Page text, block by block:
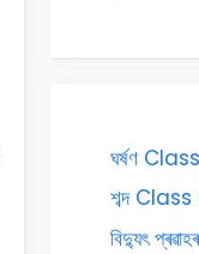
ঘৰ্ষণ
শব্দ
বিদ্যুৎ